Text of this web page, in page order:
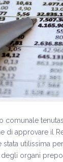
comunale
di approvare il
stata utilissima
degli organi